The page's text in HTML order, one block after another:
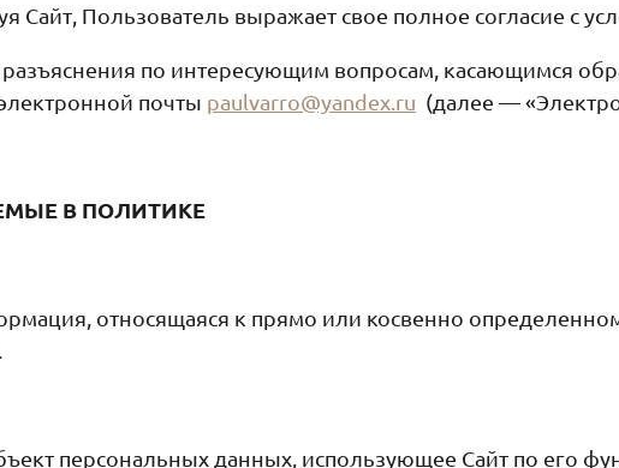
Сайт, Пользователь выражает свое полное согласие с
по интересующим вопросам, касающимся
почты paulvarro@yandex.ru (далее —
В ПОЛИТИКЕ
относящаяся к прямо или косвенно
персональных данных, использующее Сайт по его